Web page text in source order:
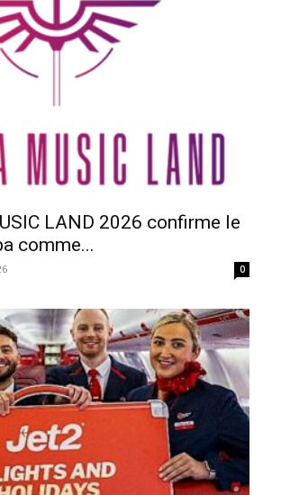
LAND 2026 confirme le
comme...
0